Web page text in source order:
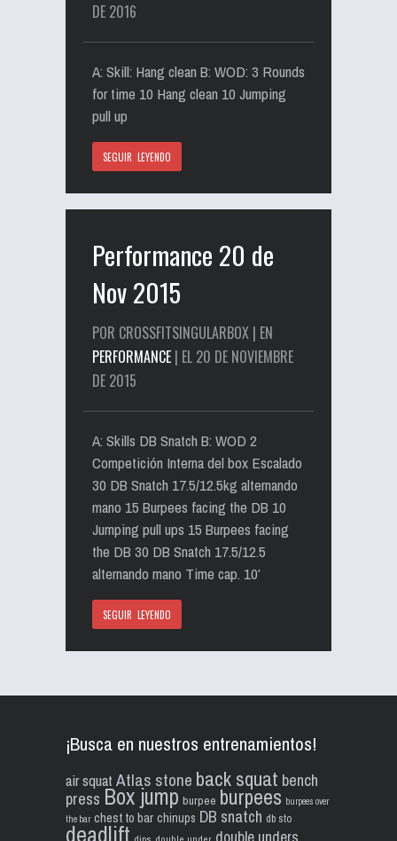
DE 2016
A: Skill: Hang clean B: WOD: 3 Rounds
for time 10 Hang clean 10 Jumping
pull up
SEGUIR LEYENDO
Performance 20 de
Nov 2015
POR CROSSFITSINGULARBOX | EN
PERFORMANCE | EL 20 DE NOVIEMBRE
DE 2015
A: Skills DB Snatch B: WOD 2
Competición Interna del box Escalado
30 DB Snatch 17.5/12.5kg alternando
mano 15 Burpees facing the DB 10
Jumping pull ups 15 Burpees facing
the DB 30 DB Snatch 17.5/12.5
alternando mano Time cap. 10′
SEGUIR LEYENDO
¡Busca en nuestros entrenamientos!
air squat Atlas stone back squat bench
press Box jump burpee burpees burpees over
the bar chest to bar chinups DB snatch db sto
deadlift